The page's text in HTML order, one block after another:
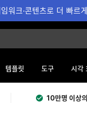
워크·콘텐츠로 더 빠
템플릿 도구 시각
10만명 이상